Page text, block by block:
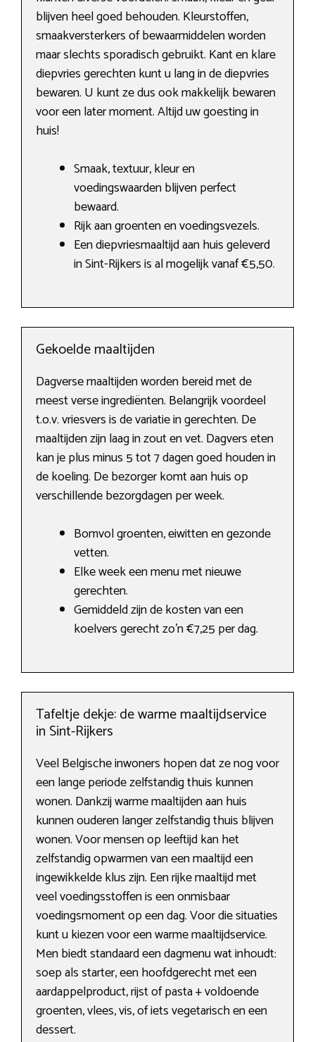
blijven heel goed behouden. Kleurstoffen,
smaakversterkers of bewaarmiddelen worden
maar slechts sporadisch gebruikt. Kant en klare
diepvries gerechten kunt u lang in de diepvries
bewaren. U kunt ze dus ook makkelijk bewaren
voor een later moment. Altijd uw goesting in
huis!
Smaak, textuur, kleur en
voedingswaarden blijven perfect
bewaard.
Rijk aan groenten en voedingsvezels.
Een diepvriesmaaltijd aan huis geleverd
in Sint-Rijkers is al mogelijk vanaf €5,50.
Gekoelde maaltijden
Dagverse maaltijden worden bereid met de
meest verse ingrediënten. Belangrijk voordeel
t.o.v. vriesvers is de variatie in gerechten. De
maaltijden zijn laag in zout en vet. Dagvers eten
kan je plus minus 5 tot 7 dagen goed houden in
de koeling. De bezorger komt aan huis op
verschillende bezorgdagen per week.
Bomvol groenten, eiwitten en gezonde
vetten.
Elke week een menu met nieuwe
gerechten.
Gemiddeld zijn de kosten van een
koelvers gerecht zo’n €7,25 per dag.
Tafeltje dekje: de warme maaltijdservice
in Sint-Rijkers
Veel Belgische inwoners hopen dat ze nog voor
een lange periode zelfstandig thuis kunnen
wonen. Dankzij warme maaltijden aan huis
kunnen ouderen langer zelfstandig thuis blijven
wonen. Voor mensen op leeftijd kan het
zelfstandig opwarmen van een maaltijd een
ingewikkelde klus zijn. Een rijke maaltijd met
veel voedingsstoffen is een onmisbaar
voedingsmoment op een dag. Voor die situaties
kunt u kiezen voor een warme maaltijdservice.
Men biedt standaard een dagmenu wat inhoudt:
soep als starter, een hoofdgerecht met een
aardappelproduct, rijst of pasta + voldoende
groenten, vlees, vis, of iets vegetarisch en een
dessert.